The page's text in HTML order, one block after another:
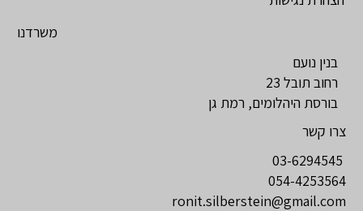
משרדנו
בנין נועם
רחוב תובל 23
בורסת היהלומים, רמת גן
צרו קשר
054-4253564
ronit.silberstein@gmail.com